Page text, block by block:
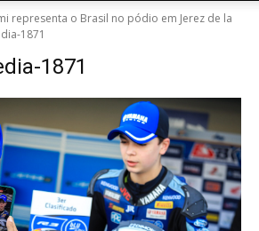
representa o Brasil no pódio em Jerez de la
1871
1871